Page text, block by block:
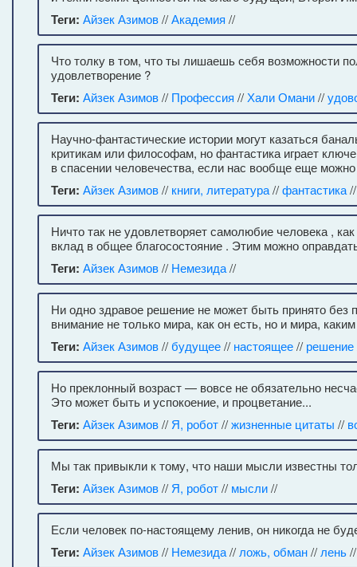
Теги: Айзек Азимов//Академия //
Что толку в том, что ты лишаешь себя возможности
удовлетворение ?
Теги: Айзек Азимов// Профессия // Хали Омани//
Научно-фантастические истории могут казаться
критикам или философам, но фантастика играет
в спасении человечества, если нас вообще еще
Теги: Айзек Азимов// книги, литература//фантастика//
Ничто так не удовлетворяет самолюбие человека ,
вклад в общее благосостояние . Этим можно
Теги: Айзек Азимов// Немезида//
Ни одно здравое решение не может быть принято без
внимание не только мира, как он есть, но и мира,
Теги: Айзек Азимов//будущее// настоящее// решение
Но преклонный возраст — вовсе не обязательно
Это может быть и успокоение, и процветание...
Теги: Айзек Азимов// Я, робот//жизненные цитаты //
Мы так привыкли к тому, что наши мысли известны
Теги: Айзек Азимов// Я, робот// мысли//
Если человек по-настоящему ленив, он никогда не
Теги: Айзек Азимов// Немезида// ложь, обман// лень//